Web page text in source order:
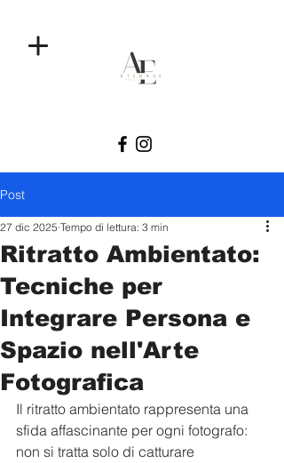
Post
Ritratto Ambientato:
Tecniche per
Integrare Persona e
Spazio nell'Arte
Fotografica
27 dic 2025 Tempo di lettura: 3 min
Il ritratto ambientato rappresenta una
sfida affascinante per ogni fotografo:
non si tratta solo di catturare